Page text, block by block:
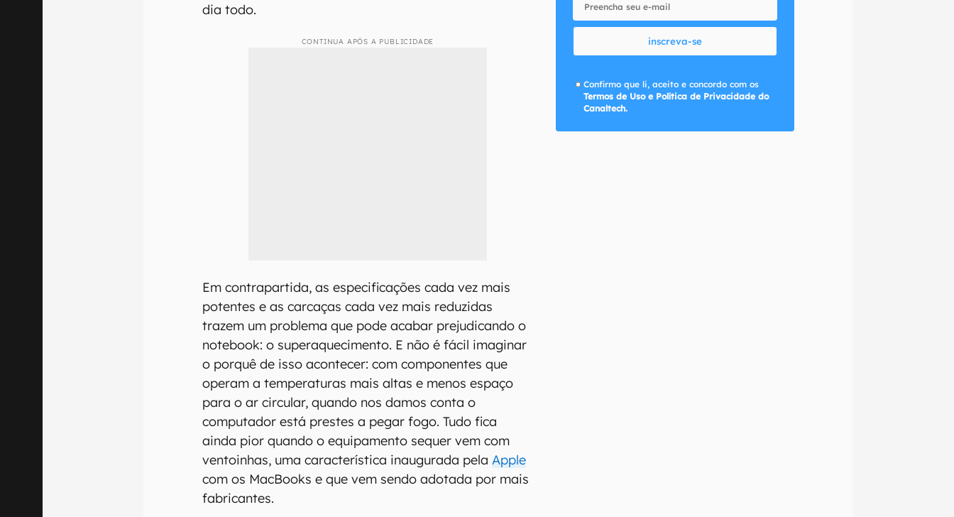
dia todo.
CONTINUA APÓS A PUBLICIDADE
Em contrapartida, as especificações cada vez mais
potentes e as carcaças cada vez mais reduzidas
trazem um problema que pode acabar prejudicando o
notebook: o superaquecimento. E não é fácil imaginar
o porquê de isso acontecer: com componentes que
operam a temperaturas mais altas e menos espaço
para o ar circular, quando nos damos conta o
computador está prestes a pegar fogo. Tudo fica
ainda pior quando o equipamento sequer vem com
ventoinhas, uma característica inaugurada pelaApple
com os MacBooks e que vem sendo adotada por mais
fabricantes.
inscreva-se
Confirmo que li, aceito e concordo com os
Termos de Uso e Política de Privacidade do
Canaltech.